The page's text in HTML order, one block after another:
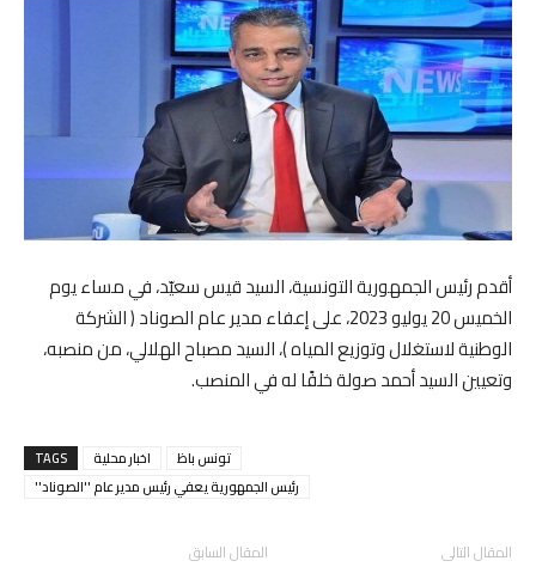
أقدم رئيس الجمهورية التونسية، السيد قيس سعيّد، في مساء يوم
الخميس 20 يوليو 2023، على إعفاء مدير عام الصوناد ( الشركة
الوطنية لاستغلال وتوزيع المياه )، السيد مصباح الهلالي، من منصبه،
وتعيين السيد أحمد صولة خلفًا له في المنصب.
TAGS اخبار محلية
تونس باظ
رئيس الجمهورية يعفي رئيس مدير عام ''الصوناد''
المقال السابق المقال التالى